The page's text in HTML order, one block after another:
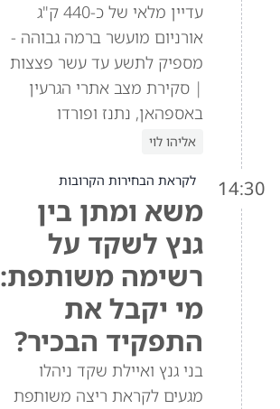
עדיין מלאי של כ-440 ק"ג
אורניום מועשר ברמה גבוהה -
מספיק לתשע עד עשר פצצות
| סקירת מצב אתרי הגרעין
באספהאן, נתנז ופורדו
אליהו לוי
14:30 לקראת הבחירות הקרובות
משא ומתן בין
גנץ לשקד על
רשימה משותפת:
מי יקבל את
התפקיד הבכיר?
בני גנץ ואיילת שקד ניהלו
מגעים לקראת ריצה משותפת